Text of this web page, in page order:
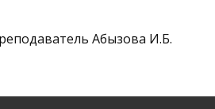
Абызова И.Б.